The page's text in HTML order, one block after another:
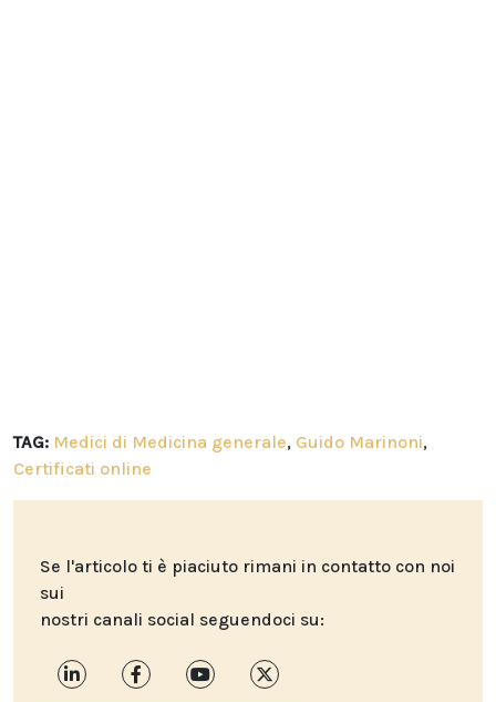
TAG: Medici di Medicina generale, Guido Marinoni,
Certificati online
Se l'articolo ti è piaciuto rimani in contatto con noi
sui
nostri canali social seguendoci su: